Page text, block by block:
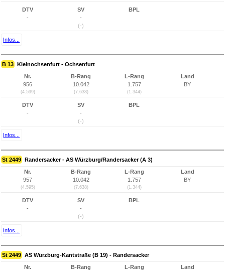
DTV
-
SV
-
(-)
BPL
Infos...
B 13 Kleinochsenfurt - Ochsenfurt
Nr.
956
(4.599)
B-Rang
10.042
(7.638)
L-Rang
1.757
(1.344)
Land
BY
DTV
-
SV
-
(-)
BPL
Infos...
St 2449 Randersacker - AS Würzburg/Randersacker (A 3)
Nr.
957
(4.595)
B-Rang
10.042
(7.638)
L-Rang
1.757
(1.344)
Land
BY
DTV
-
SV
-
(-)
BPL
Infos...
St 2449 AS Würzburg-Kantstraße (B 19) - Randersacker
Nr.
B-Rang
L-Rang
Land